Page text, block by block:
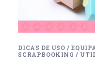
DICAS DE USO /
SCRAPBOOKING /